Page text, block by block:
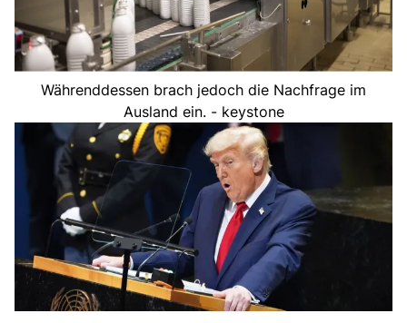
Währenddessen brach jedoch die Nachfrage im
Ausland ein. - keystone